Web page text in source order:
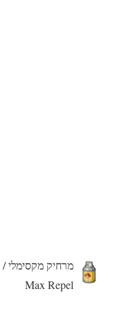
מרחיק מקסימלי /
Max Repel